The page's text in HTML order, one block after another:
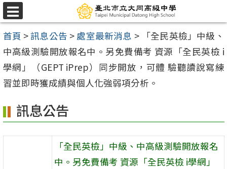
跳
至
主
要
內
容
選
單
首頁 >訊息公告 > 處室最新消息 > 「全民英檢」中級、
中高級測驗開放報名中。另免費備考 資源「全民英檢 i
學網」（GEPT iPrep）同步開放，可體 驗聽讀說寫練
習並即時獲成績與個人化強弱項分析。
訊息公告
「全民英檢」中級、中高級測驗開放報名
中。另免費備考 資源「全民英檢 i學網」